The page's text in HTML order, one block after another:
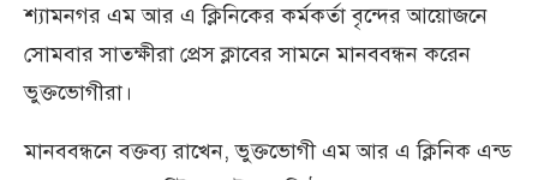
শ্যামনগর এম আর এ ক্লিনিকের কর্মকর্তা বৃন্দের আয়োজনে
সোমবার সাতক্ষীরা প্রেস ক্লাবের সামনে মানববন্ধন করেন
ভুক্তভোগীরা।
মানববন্ধনে বক্তব্য রাখেন, ভুক্তভোগী এম আর এ ক্লিনিক এন্ড